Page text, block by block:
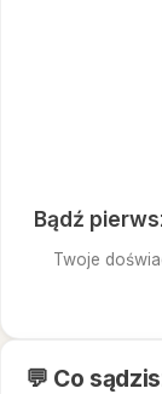
Bądź
Twoje
💬 Co